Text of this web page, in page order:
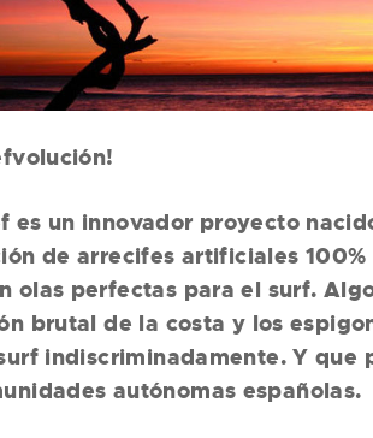
es un innovador proyecto
de arrecifes artificiales
olas perfectas para el surf.
brutal de la costa y los
indiscriminadamente. Y que
autónomas españolas.